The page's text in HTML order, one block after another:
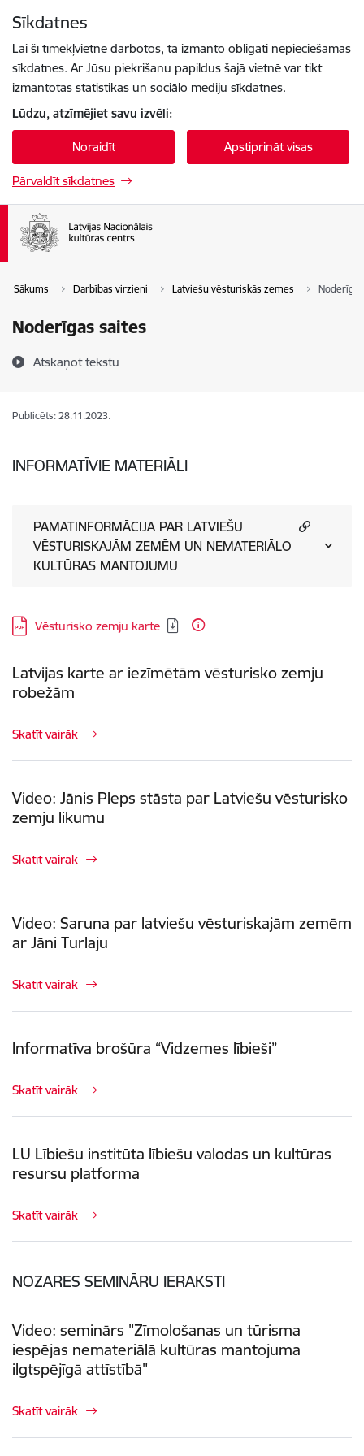
Sīkdatnes
Lai šī tīmekļvietne darbotos, tā izmanto obligāti nepieciešamās
sīkdatnes. Ar Jūsu piekrišanu papildus šajā vietnē var tikt
izmantotas statistikas un sociālo mediju sīkdatnes.
Lūdzu, atzīmējiet savu izvēli:
Noraidīt Apstiprināt visas
Pārvaldīt sīkdatnes
Sākums Darbības virzieni Latviešu vēsturiskās zemes
Noderīgas saites
Atskaņot tekstu
Publicēts: 28.11.2023.
INFORMATĪVIE MATERIĀLI
PAMATINFORMĀCIJA PAR LATVIEŠU
VĒSTURISKAJĀM ZEMĒM UN NEMATERIĀLO
KULTŪRAS MANTOJUMU
Lejupielādēt:
Vēsturisko zemju karte
Latvijas karte ar iezīmētām vēsturisko zemju
robežām
Skatīt vairāk
Video: Jānis Pleps stāsta par Latviešu vēsturisko
zemju likumu
Skatīt vairāk
Video: Saruna par latviešu vēsturiskajām zemēm
ar Jāni Turlaju
Skatīt vairāk
Informatīva brošūra “Vidzemes lībieši”
Skatīt vairāk
LU Lībiešu institūta lībiešu valodas un kultūras
resursu platforma
Skatīt vairāk
NOZARES SEMINĀRU IERAKSTI
Video: seminārs "Zīmološanas un tūrisma
iespējas nemateriālā kultūras mantojuma
ilgtspējīgā attīstībā"
Skatīt vairāk